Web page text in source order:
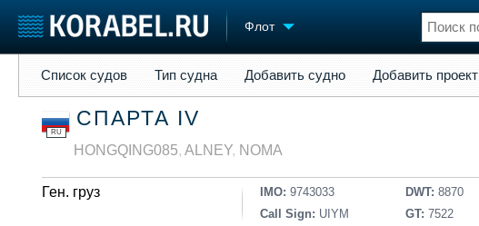
Флот
Судостроение
Пульс
Новости
Репутация
Торговая площадка
Доска объявлений
Продажа флота
Конференции
Список судов Тип судна Добавить судно Добавить проект
RU
СПАРТА IV
HONGQING085, ALNEY, NOMA
Ген. груз IMO: 9743033
Call Sign: UIYM
DWT: 8870
GT: 7522